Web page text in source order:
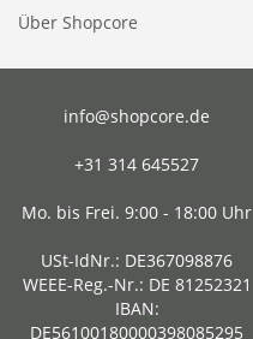
Über Shopcore
info@shopcore.de
+31 314 645527
Mo. bis Frei. 9:00 - 18:00 Uhr
USt-IdNr.: DE367098876
WEEE-Reg.-Nr.: DE 81252321
IBAN:
DE56100180000398085295